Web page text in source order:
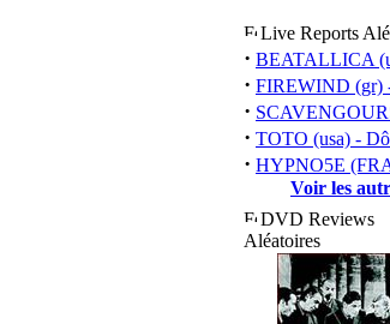
Live Reports
· BEATALLICA
· FIREWIND
·
· TOTO (usa) -
· HYPNO5E
Voir les
DVD Reviews
Aléatoires